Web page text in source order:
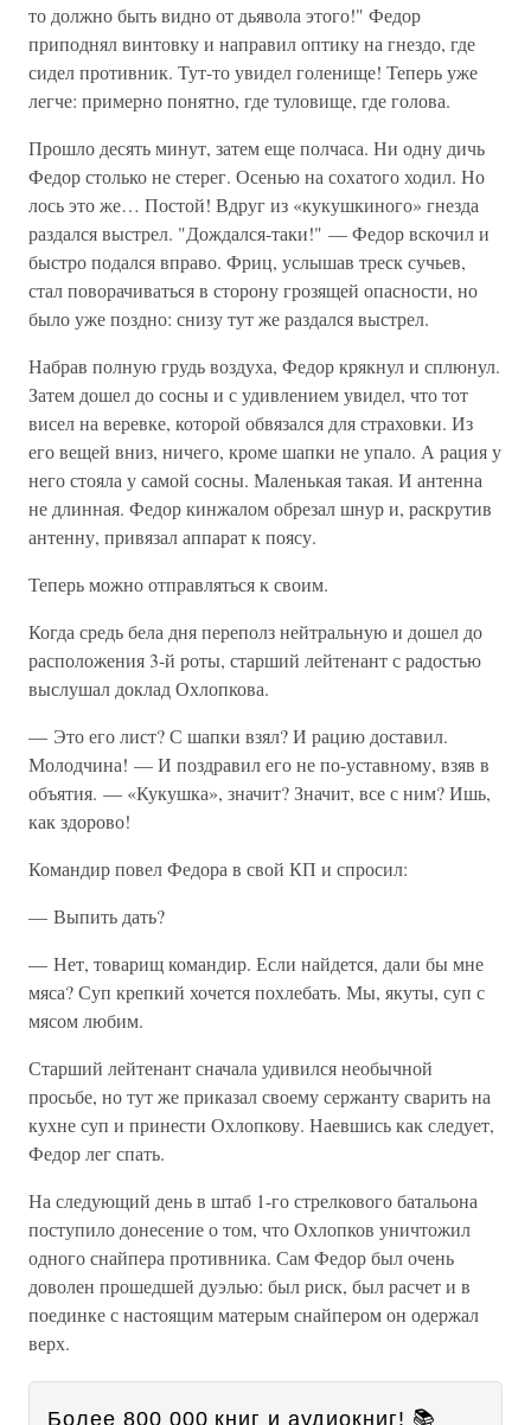
то должно быть видно от дьявола этого!" Федор
приподнял винтовку и направил оптику на гнездо, где
сидел противник. Тут-то увидел голенище! Теперь уже
легче: примерно понятно, где туловище, где голова.
Прошло десять минут, затем еще полчаса. Ни одну дичь
Федор столько не стерег. Осенью на сохатого ходил. Но
лось это же… Постой! Вдруг из «кукушкиного» гнезда
раздался выстрел. "Дождался-таки!" — Федор вскочил и
быстро подался вправо. Фриц, услышав треск сучьев,
стал поворачиваться в сторону грозящей опасности, но
было уже поздно: снизу тут же раздался выстрел.
Набрав полную грудь воздуха, Федор крякнул и сплюнул.
Затем дошел до сосны и с удивлением увидел, что тот
висел на веревке, которой обвязался для страховки. Из
его вещей вниз, ничего, кроме шапки не упало. А рация у
него стояла у самой сосны. Маленькая такая. И антенна
не длинная. Федор кинжалом обрезал шнур и, раскрутив
антенну, привязал аппарат к поясу.
Теперь можно отправляться к своим.
Когда средь бела дня переполз нейтральную и дошел до
расположения 3-й роты, старший лейтенант с радостью
выслушал доклад Охлопкова.
— Это его лист? С шапки взял? И рацию доставил.
Молодчина! — И поздравил его не по-уставному, взяв в
объятия. — «Кукушка», значит? Значит, все с ним? Ишь,
как здорово!
Командир повел Федора в свой КП и спросил:
— Выпить дать?
— Нет, товарищ командир. Если найдется, дали бы мне
мяса? Суп крепкий хочется похлебать. Мы, якуты, суп с
мясом любим.
Старший лейтенант сначала удивился необычной
просьбе, но тут же приказал своему сержанту сварить на
кухне суп и принести Охлопкову. Наевшись как следует,
Федор лег спать.
На следующий день в штаб 1-го стрелкового батальона
поступило донесение о том, что Охлопков уничтожил
одного снайпера противника. Сам Федор был очень
доволен прошедшей дуэлью: был риск, был расчет и в
поединке с настоящим матерым снайпером он одержал
верх.
Более 800 000 книг и аудиокниг! 📚